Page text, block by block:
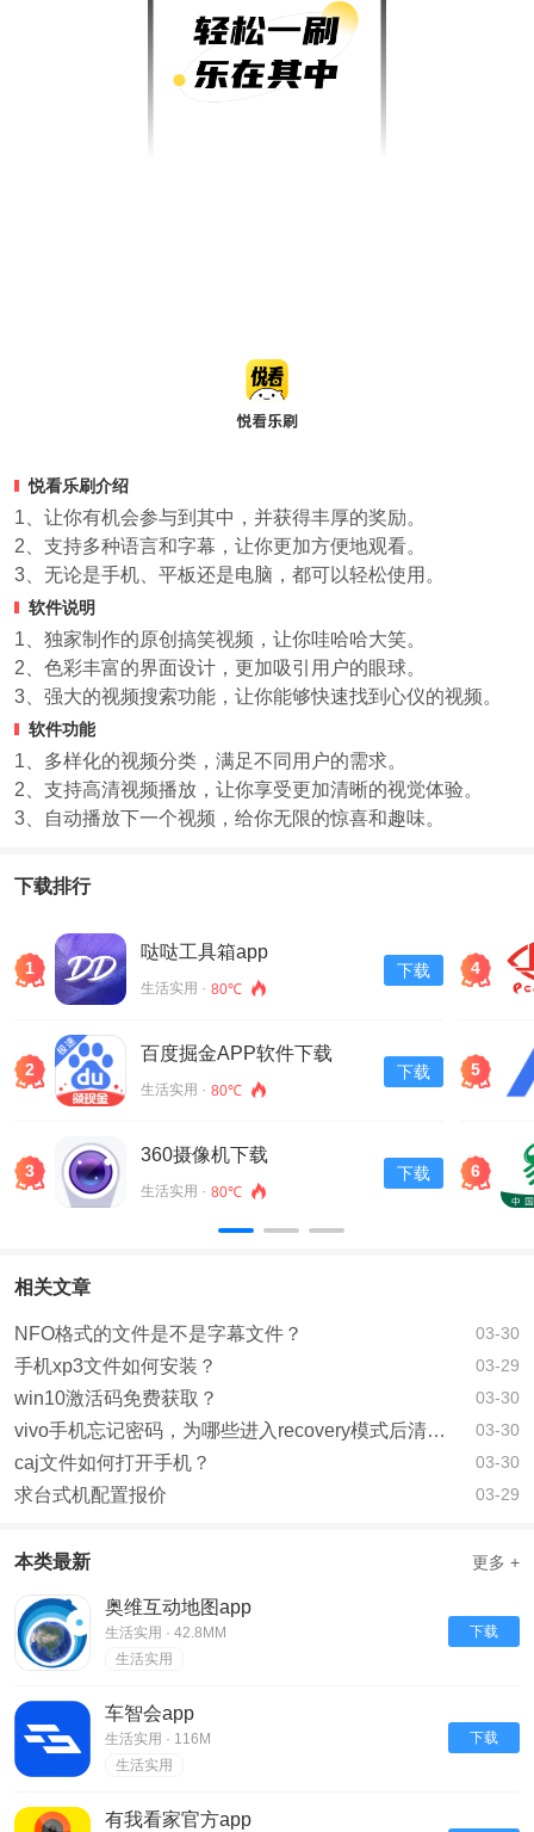
悦看乐刷介绍
1、让你有机会参与到其中，并获得丰厚的奖励。
2、支持多种语言和字幕，让你更加方便地观看。
3、无论是手机、平板还是电脑，都可以轻松使用。
软件说明
1、独家制作的原创搞笑视频，让你哇哈哈大笑。
2、色彩丰富的界面设计，更加吸引用户的眼球。
3、强大的视频搜索功能，让你能够快速找到心仪的视频。
软件功能
1、多样化的视频分类，满足不同用户的需求。
2、支持高清视频播放，让你享受更加清晰的视觉体验。
3、自动播放下一个视频，给你无限的惊喜和趣味。
下载排行
1
哒哒工具箱app
生活实用 · 80℃
下载
2
百度掘金APP软件下载
生活实用 · 80℃
下载
3
360摄像机下载
生活实用 · 80℃
下载
4
5
6
相关文章
NFO格式的文件是不是字幕文件？ 03-30
手机xp3文件如何安装？ 03-29
win10激活码免费获取？ 03-30
vivo手机忘记密码，为哪些进入recovery模式后清除数据还需要密码？已经忘记密码了？ 03-30
caj文件如何打开手机？ 03-30
求台式机配置报价 03-29
本类最新 更多 +
奥维互动地图app
生活实用 · 42.8MM
生活实用
下载
车智会app
生活实用 · 116M
生活实用
下载
有我看家官方app